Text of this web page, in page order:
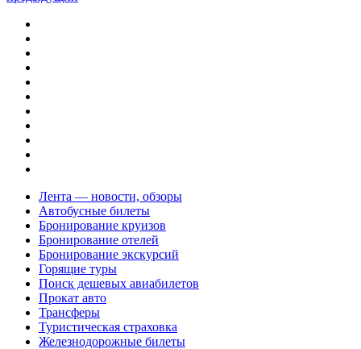
Лента — новости, обзоры
Автобусные билеты
Бронирование круизов
Бронирование отелей
Бронирование экскурсий
Горящие туры
Поиск дешевых авиабилетов
Прокат авто
Трансферы
Туристическая страховка
Железнодорожные билеты